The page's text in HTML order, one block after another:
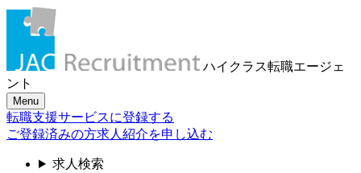
ハイクラス転職エージェ
ント
Menu
転職支援サービスに登録する
ご登録済みの方求人紹介を申し込む
求人検索